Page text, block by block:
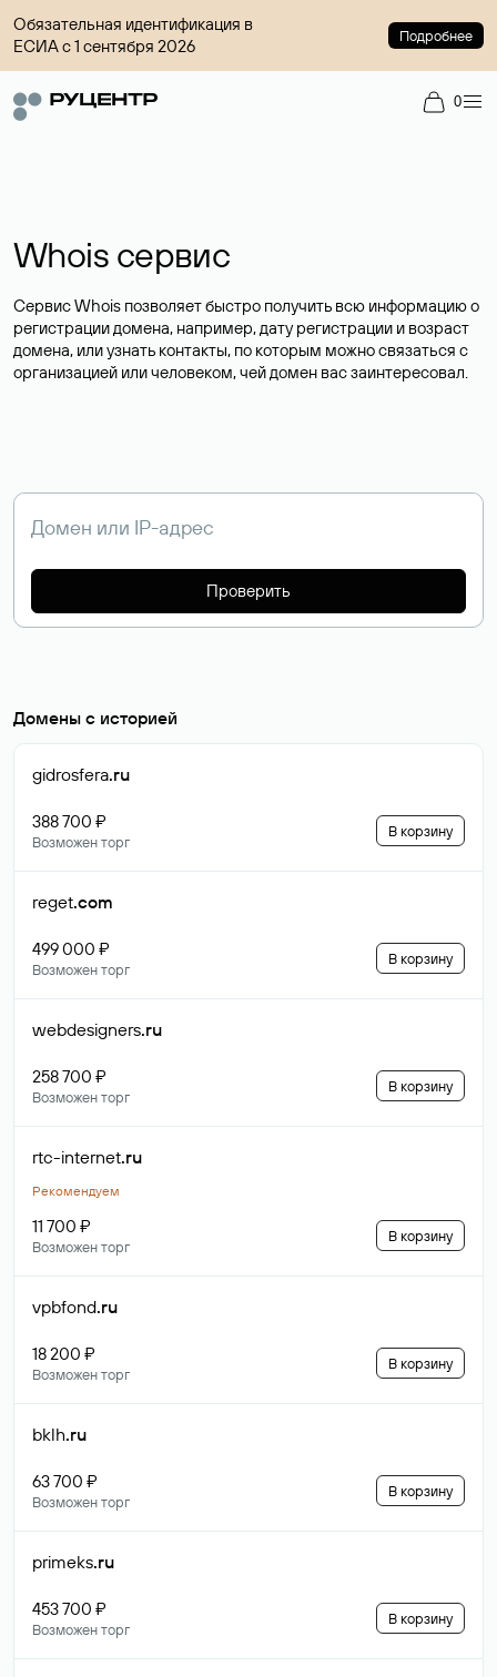
Обязательная идентификация в
ЕСИА с 1 сентября 2026
Подробнее
0
Whois сервис
Сервис Whois позволяет быстро получить всю информацию о
регистрации домена, например, дату регистрации и возраст
домена, или узнать контакты, по которым можно связаться с
организацией или человеком, чей домен вас заинтересовал.
Проверить
Домены с историей
gidrosfera.ru
388 700 ₽
Возможен торг
В корзину
reget.com
499 000 ₽
Возможен торг
В корзину
webdesigners.ru
258 700 ₽
Возможен торг
В корзину
rtc-internet.ru
Рекомендуем
11 700 ₽
Возможен торг
В корзину
vpbfond.ru
18 200 ₽
Возможен торг
В корзину
bklh.ru
63 700 ₽
Возможен торг
В корзину
primeks.ru
453 700 ₽
Возможен торг
В корзину